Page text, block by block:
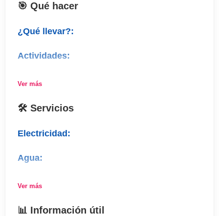
🎯 Qué hacer
¿Qué llevar?:
Actividades:
Compras:
Deporte:
Fiesta:
Ver más
🛠 Servicios
Electricidad:
Agua:
Teléfono:
Salud:
Ver más
📊 Información útil